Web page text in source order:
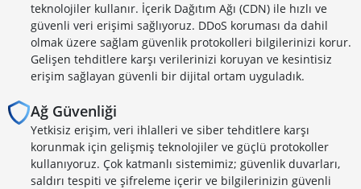
teknolojiler kullanır. İçerik Dağıtım Ağı (CDN) ile hızlı ve
güvenli veri erişimi sağlıyoruz. DDoS koruması da dahil
olmak üzere sağlam güvenlik protokolleri bilgilerinizi korur.
Gelişen tehditlere karşı verilerinizi koruyan ve kesintisiz
erişim sağlayan güvenli bir dijital ortam uyguladık.
Ağ Güvenliği
Yetkisiz erişim, veri ihlalleri ve siber tehditlere karşı
korunmak için gelişmiş teknolojiler ve güçlü protokoller
kullanıyoruz. Çok katmanlı sistemimiz; güvenlik duvarları,
saldırı tespiti ve şifreleme içerir ve bilgilerinizin güvenli